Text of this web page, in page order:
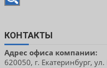
КОНТАКТЫ
Адрес офиса компании:
620050, г. Екатеринбург,